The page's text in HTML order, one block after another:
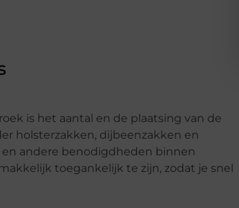
is het aantal en de plaatsing van de
holsterzakken, dijbeenzakken en
andere benodigdheden binnen
toegankelijk te zijn, zodat je snel